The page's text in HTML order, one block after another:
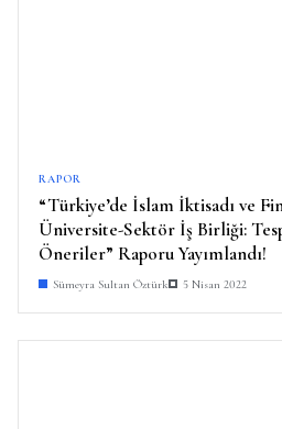
RAPOR
“Türkiye’de İslam İktisadı ve
Üniversite-Sektör İş Birliği:
Öneriler” Raporu Yayımlandı!
Sümeyra Sultan Öztürk 5 Nisan 2022